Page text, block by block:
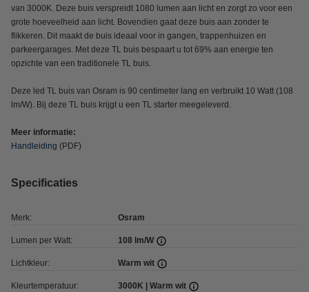
van 3000K. Deze buis verspreidt 1080 lumen aan licht en zorgt zo voor een
grote hoeveelheid aan licht. Bovendien gaat deze buis aan zonder te
flikkeren. Dit maakt de buis ideaal voor in gangen, trappenhuizen en
parkeergarages. Met deze TL buis bespaart u tot 69% aan energie ten
opzichte van een traditionele TL buis.
Deze led TL buis van Osram is 90 centimeter lang en verbruikt 10 Watt (108
lm/W). Bij deze TL buis krijgt u een TL starter meegeleverd.
Meer informatie:
Handleiding (PDF)
Specificaties
Merk: Osram
Lumen per Watt: 108 lm/W
Lichtkleur: Warm wit
Kleurtemperatuur: 3000K | Warm wit